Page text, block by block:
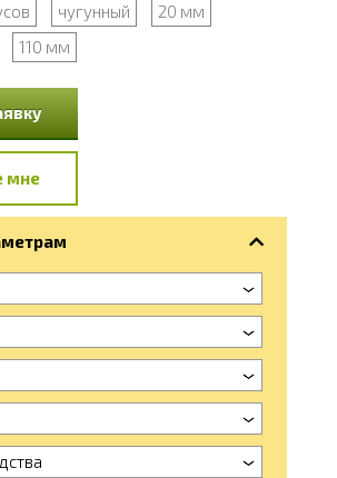
чугунный
20 мм
110 мм
мне